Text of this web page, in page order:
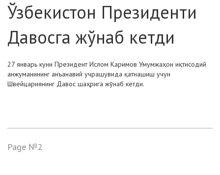
Ўзбекистон Президенти
Давосга жўнаб кетди
27 январь куни Президент Ислом Каримов Умумжаҳон иқтисодий
анжуманининг анъанавий учрашувида қатнашиш учун
Швейцариянинг Давос шаҳрига жўнаб кетди.
Page №2